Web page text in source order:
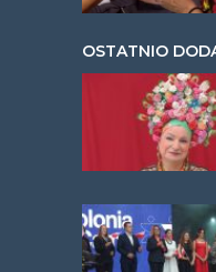
OSTATNIO